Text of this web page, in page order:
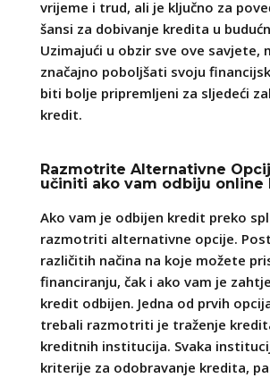
vrijeme i trud, ali je ključno za
šansi za dobivanje kredita u
Uzimajući u obzir sve ove savjete,
značajno poboljšati svoju
biti bolje pripremljeni za sljedeći
kredit.
Razmotrite Alternativne
učiniti ako vam odbiju online
Ako vam je odbijen kredit preko
razmotriti alternativne opcije.
različitih načina na koje možete
financiranju, čak i ako vam je
kredit odbijen. Jedna od prvih
trebali razmotriti je traženje
kreditnih institucija. Svaka
kriterije za odobravanje kredita,